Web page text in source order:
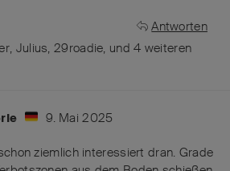
Antworten
, Julius,29roadie, und4 weiteren
9. Mai 2025
ziemlich interessiert dran. Grade